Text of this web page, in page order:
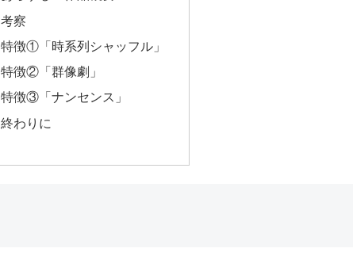
考察
特徴①「時系列シャッフル」
特徴②「群像劇」
特徴③「ナンセンス」
終わりに